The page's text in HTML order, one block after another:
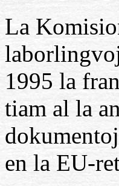
La
1995 la
tiam al la
en la EU-